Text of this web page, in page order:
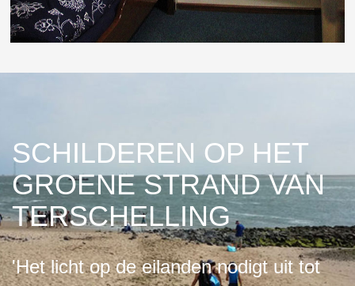
SCHILDEREN OP HET
GROENE STRAND VAN
TERSCHELLING
'Het licht op de eilanden nodigt uit tot